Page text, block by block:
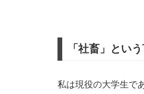
「社畜」とい
私は現役の大学生で